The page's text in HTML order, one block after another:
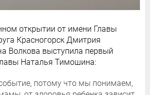
открытии от имени Главы
Красногорск Дмитрия
Волкова выступила первый
Наталья Тимошина:
потому что мы понимаем,